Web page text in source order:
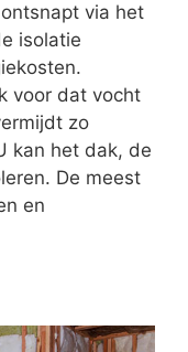
via het
isolatie
voor dat vocht
zo
kan het dak, de
De meest
en